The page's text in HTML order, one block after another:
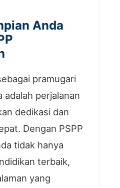
Anda
pramugari
adalah perjalanan
dedikasi dan
Dengan PSPP
tidak hanya
terbaik,
yang